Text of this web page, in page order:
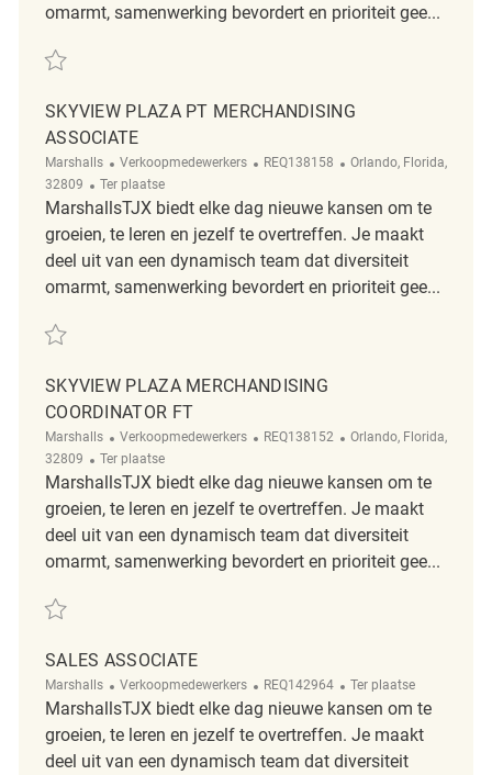
omarmt, samenwerking bevordert en prioriteit gee...
Redden Retail Merchandising Associate REQ138457
SKYVIEW PLAZA PT MERCHANDISING
ASSOCIATE
Marshalls Categorie
Verkoopmedewerkers ReqId
REQ138158 Plaats
Orlando, Florida,
32809
Afgelegen
Ter plaatse
MarshallsTJX biedt elke dag nieuwe kansen om te
groeien, te leren en jezelf te overtreffen. Je maakt
deel uit van een dynamisch team dat diversiteit
omarmt, samenwerking bevordert en prioriteit gee...
Redden Skyview Plaza PT Merchandising Associate REQ138158
SKYVIEW PLAZA MERCHANDISING
COORDINATOR FT
Marshalls Categorie
Verkoopmedewerkers ReqId
REQ138152 Plaats
Orlando, Florida,
32809
Afgelegen
Ter plaatse
MarshallsTJX biedt elke dag nieuwe kansen om te
groeien, te leren en jezelf te overtreffen. Je maakt
deel uit van een dynamisch team dat diversiteit
omarmt, samenwerking bevordert en prioriteit gee...
Redden Skyview Plaza Merchandising Coordinator FT REQ138152
SALES ASSOCIATE
Marshalls Categorie
Verkoopmedewerkers ReqId
REQ142964 Afgelegen
Ter plaatse
MarshallsTJX biedt elke dag nieuwe kansen om te
groeien, te leren en jezelf te overtreffen. Je maakt
deel uit van een dynamisch team dat diversiteit